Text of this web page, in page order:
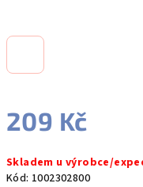
209 Kč
cena:
Skladem u výrobce/
Kód: 1002302800